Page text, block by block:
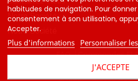
Notre Société
Notre Société
habitudes de navigation. Pour
consentement à son utilisation,
Accepter.
Plus d'informations Personnaliser
J'ACCEPTE
FAQ
Commandes Et
Tarifs Et Politique D'expédition